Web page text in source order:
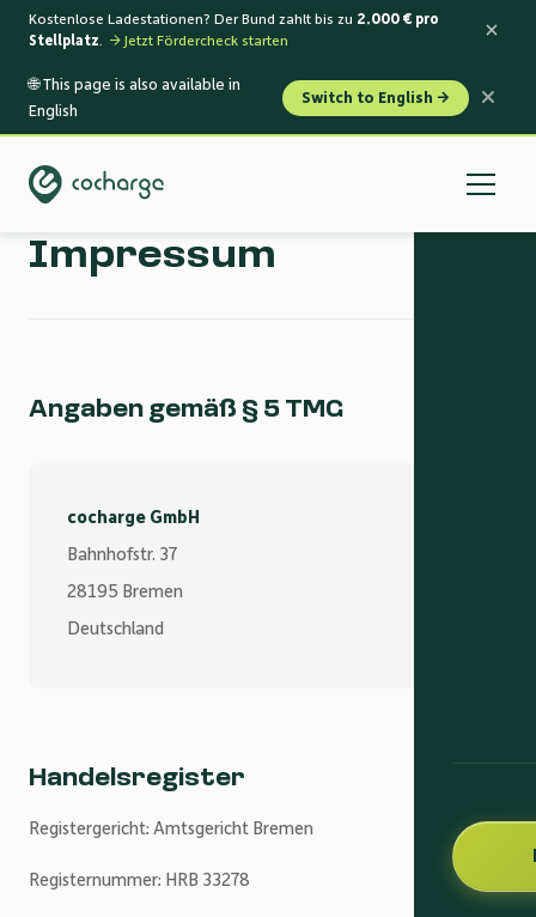
🌐 This page is also available in
English
Switch to English →
Kostenlose Ladestationen? Der Bund zahlt bis zu 2.000 € pro
Stellplatz. → Jetzt Fördercheck starten
Impressum
Angaben gemäß § 5 TMG
cocharge GmbH
Bahnhofstr. 37
28195 Bremen
Deutschland
Handelsregister
Registergericht: Amtsgericht Bremen
Registernummer: HRB 33278